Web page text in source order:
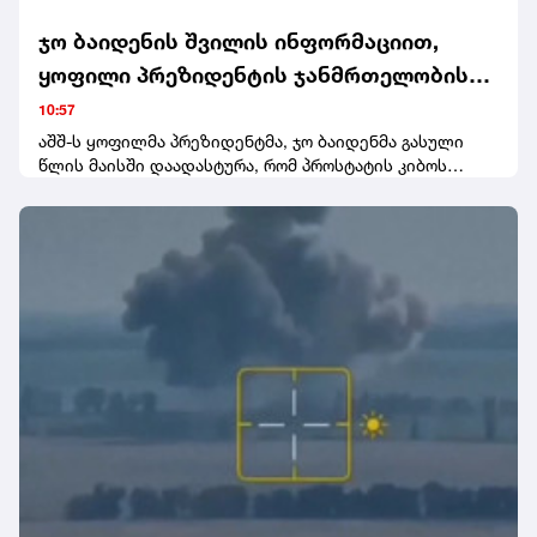
წარედგინათ, რაც სასჯელის სახედ და ზომად შვიდ
წლამდე თავისუფლების აღკვეთას
ითვალისწინებს.პროკურატურამ ორივე ბრალდებულის
მიმართ პატიმრობის შეფარდების შუამდგომლობით
ჯო ბაიდენის შვილის ინფორმაციით,
ყოფილი პრეზიდენტის ჯანმრთელობის
მდგომარეობა მძიმეა
10:57
აშშ-ს ყოფილმა პრეზიდენტმა, ჯო ბაიდენმა გასული
წლის მაისში დაადასტურა, რომ პროსტატის კიბოს